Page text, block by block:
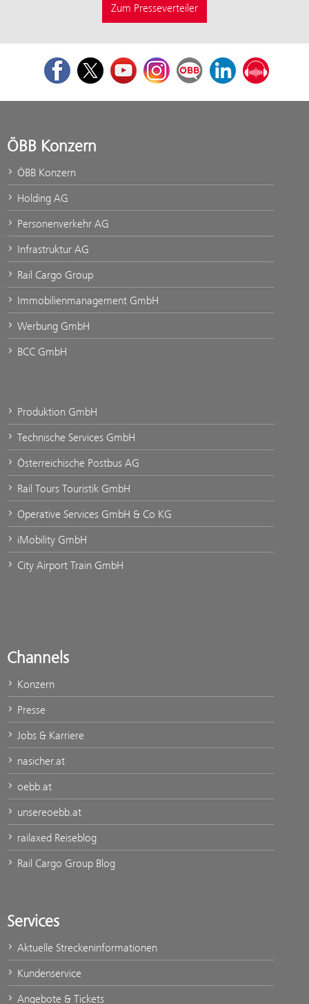
Zum Presseverteiler
FacebookTwitterYoutubeInstagramÖBB Corporate Blog
LinkedInPodcast
ÖBB Konzern
ÖBB Konzern
Holding AG
Personenverkehr AG
Infrastruktur AG
Rail Cargo Group
Immobilienmanagement GmbH
Werbung GmbH
BCC GmbH
Produktion GmbH
Technische Services GmbH
Österreichische Postbus AG
Rail Tours Touristik GmbH
Operative Services GmbH & Co KG
iMobility GmbH
City Airport Train GmbH
Channels
Konzern
Presse
Jobs & Karriere
nasicher.at
oebb.at
unsereoebb.at
railaxed Reiseblog
Rail Cargo Group Blog
Services
Aktuelle Streckeninformationen
Kundenservice
Angebote & Tickets